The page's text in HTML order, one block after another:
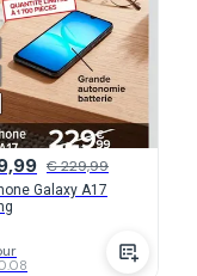
€ 229,99
Galaxy A17